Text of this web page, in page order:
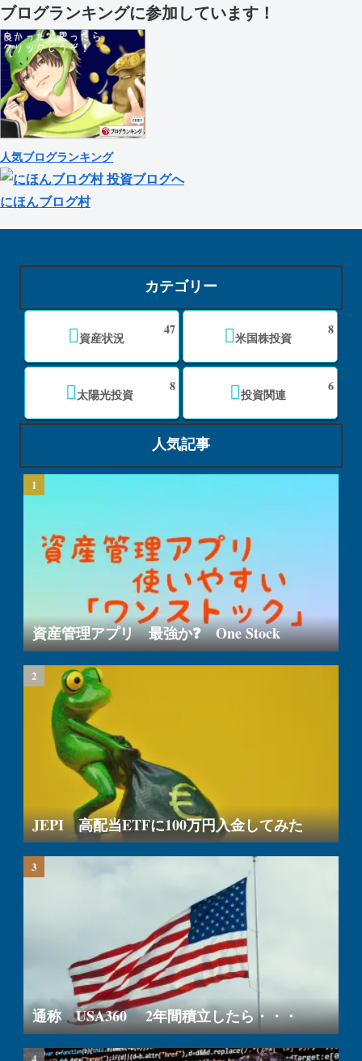
ブログランキングに参加しています！
人気ブログランキング
にほんブログ村
カテゴリー
資産状況
47
米国株投資
8
太陽光投資
8
投資関連
6
人気記事
資産管理アプリ 最強か❓ One Stock
JEPI 高配当ETFに100万円入金してみた
通称 USA360 2年間積立したら・・・